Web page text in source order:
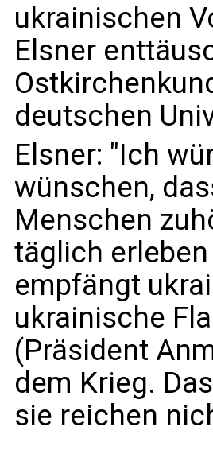
ukrainischen
Elsner
deutschen
Elsner: "Ich
wünschen,
Menschen
täglich
empfängt
ukrainische
(Präsident
dem Krieg.
sie reichen